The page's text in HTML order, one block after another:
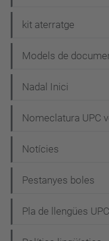
kit aterratge
Models de
Nadal Inici
Nomeclatura UPC
Notícies
Pestanyes boles
Pla de llengües